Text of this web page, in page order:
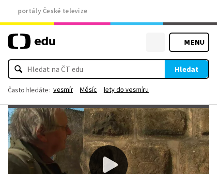
portály České televize
MENU
Hledat
Často hledáte: vesmír Měsíc lety do vesmíru